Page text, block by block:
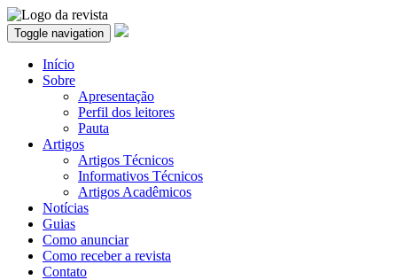
Toggle navigation
Início
Sobre
Apresentação
Perfil dos leitores
Pauta
Artigos
Artigos Técnicos
Informativos Técnicos
Artigos Acadêmicos
Notícias
Guias
Como anunciar
Como receber a revista
Contato